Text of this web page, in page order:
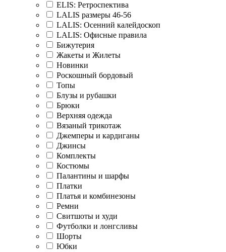
ELIS: Ретроспектива
LALIS размеры 46-56
LALIS: Осенний калейдоскоп
LALIS: Офисные правила
Бижутерия
Жакеты и Жилеты
Новинки
Роскошный бордовый
Топы
Блузы и рубашки
Брюки
Верхняя одежда
Вязаный трикотаж
Джемперы и кардиганы
Джинсы
Комплекты
Костюмы
Палантины и шарфы
Платки
Платья и комбинезоны
Ремни
Свитшоты и худи
Футболки и лонгсливы
Шорты
Юбки